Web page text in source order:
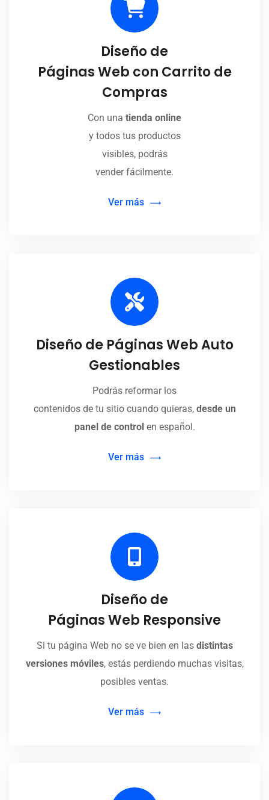
Diseño de
Páginas Web con Carrito de
Compras
Con una tienda online
y todos tus productos
visibles, podrás
vender fácilmente.
Ver más
Diseño de Páginas Web Auto
Gestionables
Podrás reformar los
contenidos de tu sitio cuando quieras, desde un
panel de control en español.
Ver más
Diseño de
Páginas Web Responsive
Si tu página Web no se ve bien en las distintas
versiones móviles, estás perdiendo muchas visitas,
posibles ventas.
Ver más